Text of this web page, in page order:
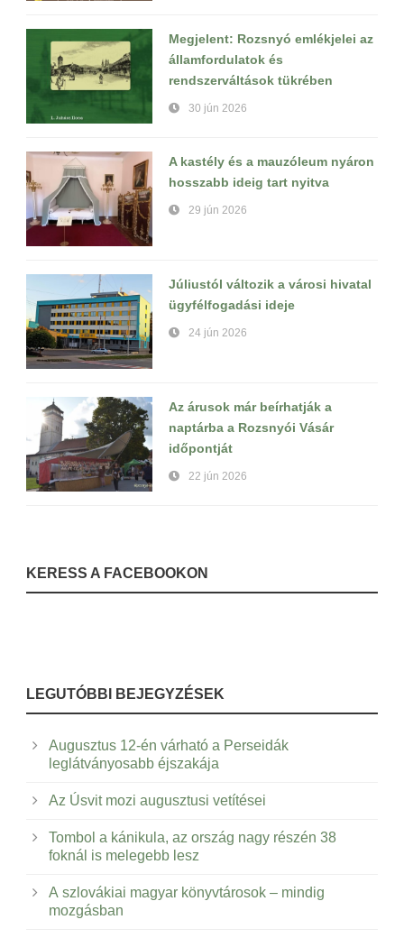
Megjelent: Rozsnyó emlékjelei az
államfordulatok és
rendszerváltások tükrében
30 jún 2026
A kastély és a mauzóleum nyáron
hosszabb ideig tart nyitva
29 jún 2026
Júliustól változik a városi hivatal
ügyfélfogadási ideje
24 jún 2026
Az árusok már beírhatják a
naptárba a Rozsnyói Vásár
időpontját
22 jún 2026
KERESS A FACEBOOKON
LEGUTÓBBI BEJEGYZÉSEK
Augusztus 12-én várható a Perseidák
leglátványosabb éjszakája
Az Úsvit mozi augusztusi vetítései
Tombol a kánikula, az ország nagy részén 38
foknál is melegebb lesz
A szlovákiai magyar könyvtárosok – mindig
mozgásban